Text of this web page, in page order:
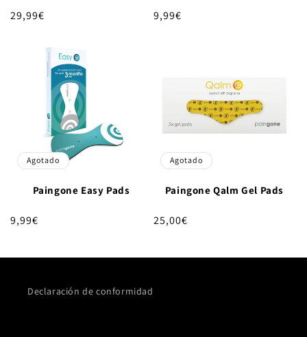
Precio
29,99€
Precio
9,99€
Agotado
Paingone Easy Pads
Precio
9,99€
Agotado
Paingone Qalm Gel Pads
Precio
25,00€
Declaración de conformidad